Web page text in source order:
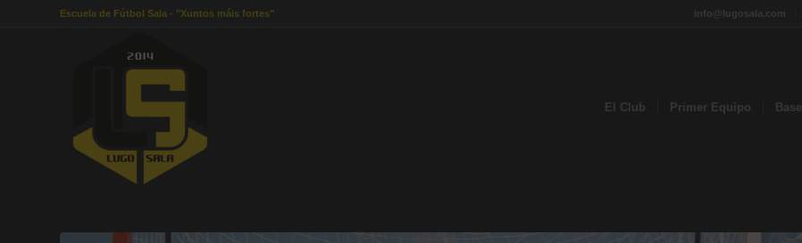
info@lugosala.com
Escuela de Fútbol Sala - "Xuntos máis fortes"
El Club Primer Equipo Base